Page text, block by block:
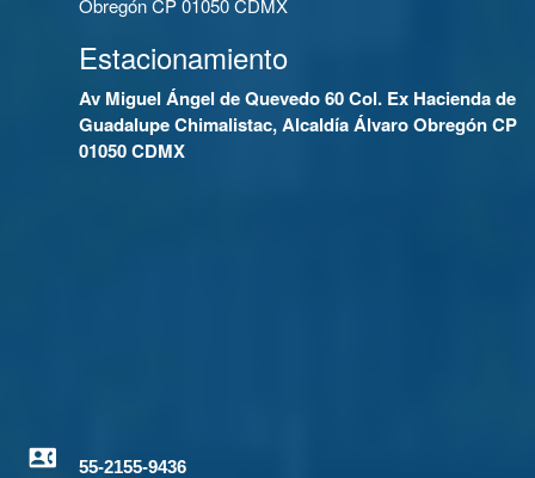
Estacionamiento
Av Miguel Ángel de Quevedo 60 Col. Ex Hacienda de
Guadalupe Chimalistac, Alcaldía Álvaro Obregón CP
01050 CDMX
55-2155-9436